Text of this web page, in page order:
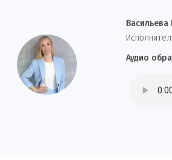
Васильева
И
Аудио